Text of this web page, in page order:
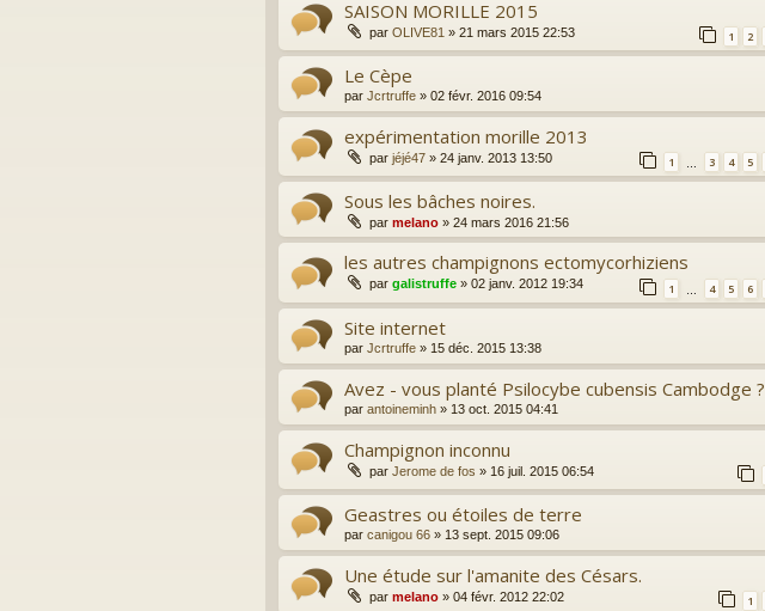
SAISON MORILLE 2015
par OLIVE81 » 21 mars 2015 22:53 1 2
Le Cèpe
par Jcrtruffe » 02 févr. 2016 09:54
expérimentation morille 2013
par jéjé47 » 24 janv. 2013 13:50 1 … 3 4 5
Sous les bâches noires.
par melano » 24 mars 2016 21:56
les autres champignons ectomycorhiziens
par galistruffe » 02 janv. 2012 19:34 1 4 5 6
Site internet
par Jcrtruffe » 15 déc. 2015 13:38
Avez - vous planté Psilocybe cubensis Cambodge ?
par antoineminh » 13 oct. 2015 04:41
Champignon inconnu
par Jerome de fos » 16 juil. 2015 06:54
Geastres ou étoiles de terre
par canigou 66 » 13 sept. 2015 09:06
Une étude sur l'amanite des Césars.
par melano » 04 févr. 2012 22:02 1